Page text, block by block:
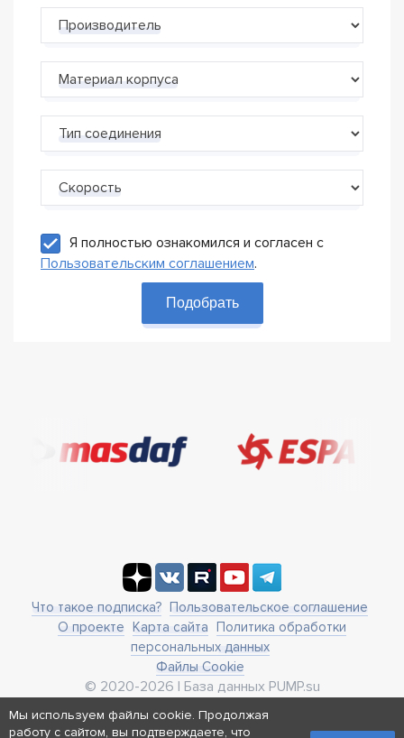
Производитель
Материал корпуса
Тип соединения
Скорость
Я полностью ознакомился и согласен с
Пользовательским соглашением.
Подобрать
Что такое подписка?
Пользовательское соглашение
О проекте
Карта сайта
Политика обработки
персональных данных
Файлы Cookie
© 2020-2026 | База данных PUMP.su
business@pump.su
г. Москва, ул. Ленинская Слобода 19
Мы используем файлы cookie. Продолжая
работу с сайтом, вы подтверждаете, что